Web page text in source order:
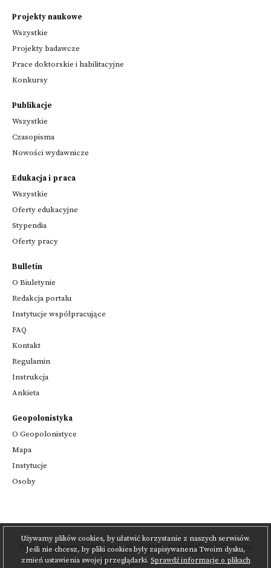
Używamy plików cookies, by ułatwić korzystanie z naszych serwisów.
Jeśli nie chcesz, by pliki cookies były zapisywanena Twoim dysku,
zmień ustawienia swojej przeglądarki. Sprawdź informacje o plikach
Projekty naukowe
Wszystkie
Projekty badawcze
Prace doktorskie i habilitacyjne
Konkursy
Publikacje
Wszystkie
Czasopisma
Nowości wydawnicze
Edukacja i praca
Wszystkie
Oferty edukacyjne
Stypendia
Oferty pracy
Bulletin
O Biuletynie
Redakcja portalu
Instytucje współpracujące
FAQ
Kontakt
Regulamin
Instrukcja
Ankieta
Geopolonistyka
O Geopolonistyce
Mapa
Instytucje
Osoby
ProjektInstytutu Badań Literackich PANiPoznańskiego Centrum
Superkomputerowo-Sieciowego,realizowany we współpracy z